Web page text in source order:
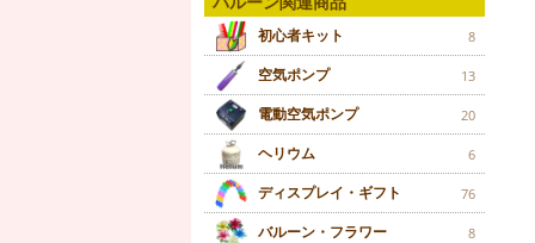
初心者キット 8
空気ポンプ 13
電動空気ポンプ 20
ヘリウム 6
ディスプレイ・ギフト 76
バルーン・フラワー 8